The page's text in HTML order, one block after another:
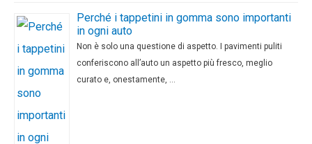
Perché i tappetini in gomma sono importanti
in ogni auto
Non è solo una questione di aspetto. I pavimenti puliti
conferiscono all’auto un aspetto più fresco, meglio
curato e, onestamente, …